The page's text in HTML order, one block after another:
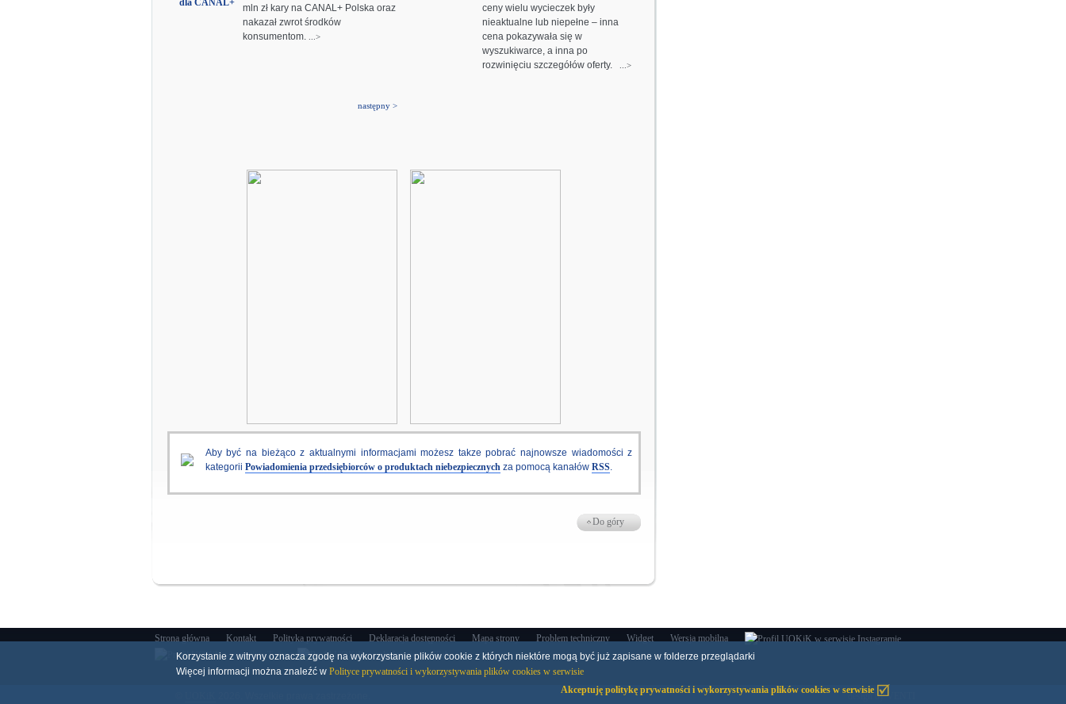
Korzystanie z witryny oznacza zgodę na wykorzystanie plików cookie z których niektóre mogą być już zapisane w folderze przeglądarki
Więcej informacji można znaleźć w Polityce prywatności i wykorzystywania plików cookies w serwisie
mln zł kary na CANAL+ Polska oraz
nakazał zwrot środków
konsumentom.
...>
ceny wielu wycieczek były
nieaktualne lub niepełne – inna
cena pokazywała się w
wyszukiwarce, a inna po
rozwinięciu szczegółów oferty.
...>
następny >
Aby być na bieżąco z aktualnymi informacjami możesz takze pobrać najnowsze wiadomości z
kategorii Powiadomienia przedsiębiorców o produktach niebezpiecznychza pomocą kanałów RSS.
Do góry
Strona główna Kontakt Polityka prywatności Deklaracja dostępności Mapa strony Problem techniczny Widget Wersja mobilna
design by VENTI